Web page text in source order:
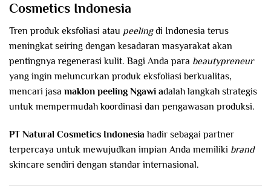
Cosmetics Indonesia
Tren produk eksfoliasi atau peelingdi Indonesia terus
meningkat seiring dengan kesadaran masyarakat akan
pentingnya regenerasi kulit. Bagi Anda para beautypreneur
yang ingin meluncurkan produk eksfoliasi berkualitas,
mencari jasa maklon peeling Ngawi adalah langkah strategis
untuk mempermudah koordinasi dan pengawasan produksi.
PT Natural Cosmetics Indonesiahadir sebagai partner
terpercaya untuk mewujudkan impian Anda memiliki brand
skincare sendiri dengan standar internasional.